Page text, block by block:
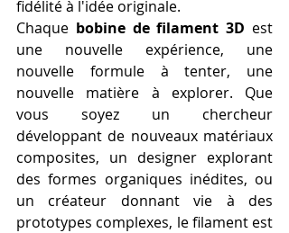
fidélité à l'idée originale.
Chaque bobine de filament 3D est
une nouvelle expérience, une
nouvelle formule à tenter, une
nouvelle matière à explorer. Que
vous soyez un chercheur
développant de nouveaux matériaux
composites, un designer explorant
des formes organiques inédites, ou
un créateur donnant vie à des
prototypes complexes, le filament est